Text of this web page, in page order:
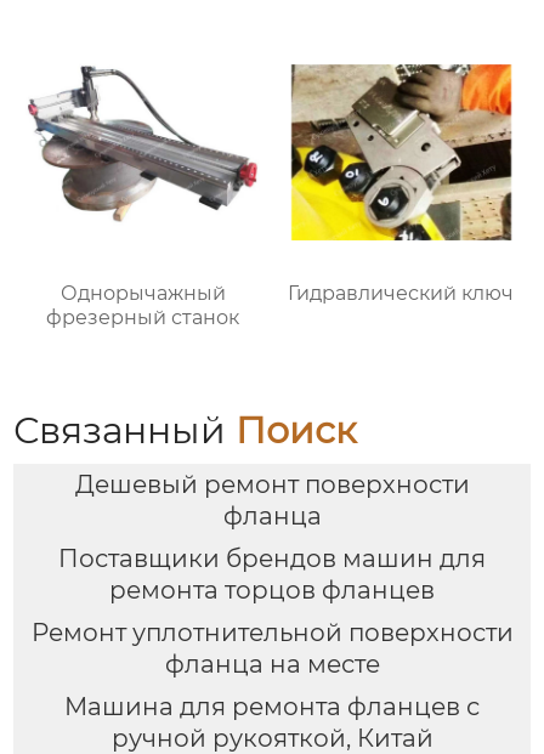
Однорычажный
фрезерный станок
Гидравлический ключ
Связанный Поиск
Дешевый ремонт поверхности
фланца
Поставщики брендов машин для
ремонта торцов фланцев
Ремонт уплотнительной поверхности
фланца на месте
Машина для ремонта фланцев с
ручной рукояткой, Китай